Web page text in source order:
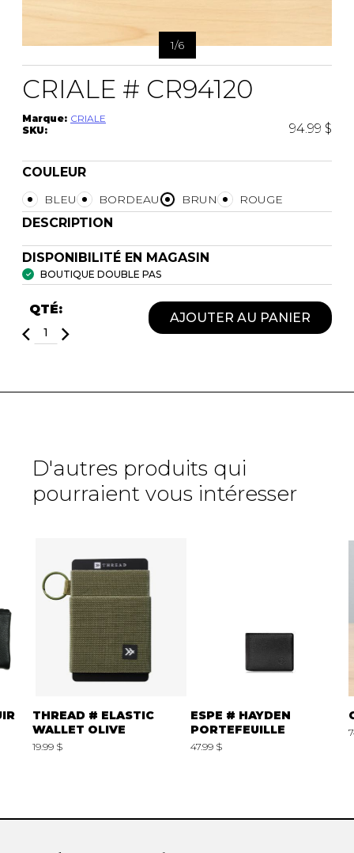
1/6
CRIALE # CR94120
Marque: CRIALE
SKU:
94.99 $
COULEUR
BLEU BORDEAU BRUN ROUGE
DESCRIPTION
DISPONIBILITÉ EN MAGASIN
BOUTIQUE DOUBLE PAS
QTÉ:
AJOUTER AU PANIER
D'autres produits qui
pourraient vous intéresser
THREAD # ELASTIC
WALLET OLIVE
19.99 $
ESPE # HAYDEN
PORTEFEUILLE
47.99 $